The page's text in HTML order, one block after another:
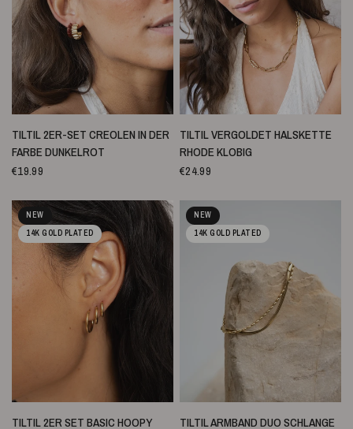
SCHNELLANSICHT
TILTIL 2ER-SET CREOLEN IN DER
FARBE DUNKELROT
€19.99
SCHNELLANSICHT
TILTIL VERGOLDET HALSKETTE
RHODE KLOBIG
€24.99
NEW
14K GOLD PLATED
SCHNELLANSICHT
TILTIL 2ER SET BASIC HOOPY
NEW
14K GOLD PLATED
SCHNELLANSICHT
TILTIL ARMBAND DUO SCHLANGE